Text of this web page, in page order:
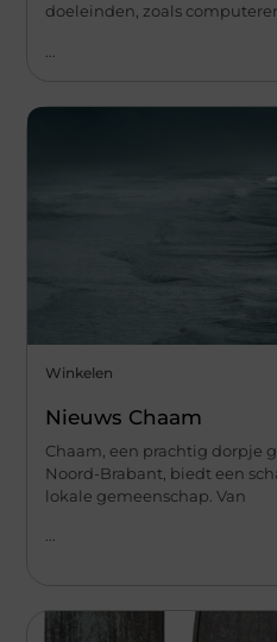
doeleinden, zoals
Winkelen
Nieuws Chaam
Chaam, een prachtig dorpje
Noord-Brabant, biedt een
lokale gemeenschap. Van